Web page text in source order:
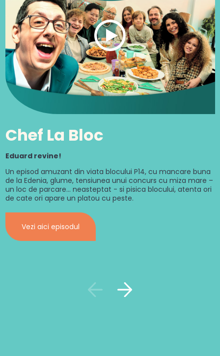
Chef La Bloc
Eduard revine!
Un episod amuzant din viata blocului P14, cu mancare buna
de la Edenia, glume, tensiunea unui concurs cu miza mare –
un loc de parcare... neasteptat - si pisica blocului, atenta ori
de cate ori apare un platou cu peste.
Vezi aici episodul